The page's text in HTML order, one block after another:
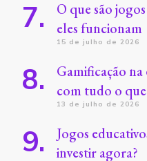
O que são
eles funcionam
15 de julho de 2026
Gamificação
com tudo o
13 de julho de 2026
Jogos
investir agora?